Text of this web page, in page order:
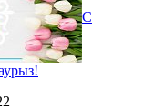
С